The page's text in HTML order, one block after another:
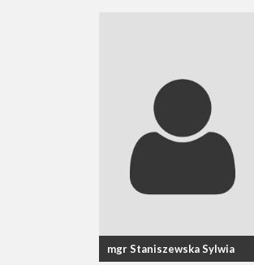
mgr Staniszewska Sylwia